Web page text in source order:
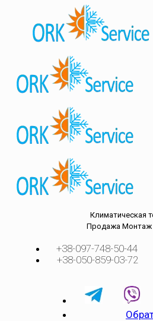
Климатическая
Продажа Монтаж
+38-097-748-50-44
+38-050-859-03-72